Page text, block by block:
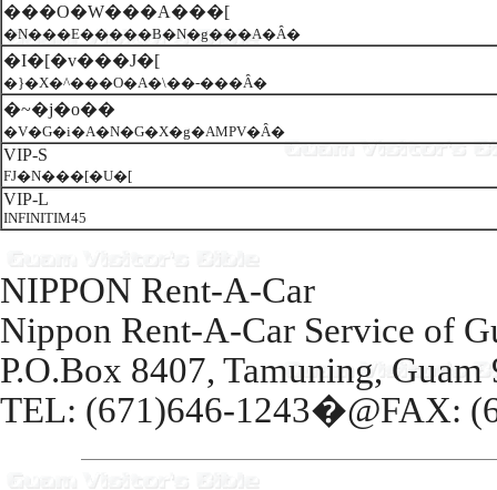
���O�W���A���[
�N���E�����B�N�g���A�Ȃ�
�I�[�v���J�[
�}�X�^���O�A�\��-���Ȃ�
�~�j�o��
�V�G�i�A�N�G�X�g�AMPV�Ȃ�
VIP-S
FJ�N���[�U�[
VIP-L
INFINITIM45
NIPPON Rent-A-Car
Nippon Rent-A-Car Service of
P.O.Box 8407, Tamuning, Guam
TEL: (671)646-1243�@FAX: